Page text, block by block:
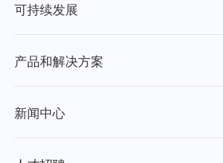
可持续发展
产品和解决方案
新闻中心